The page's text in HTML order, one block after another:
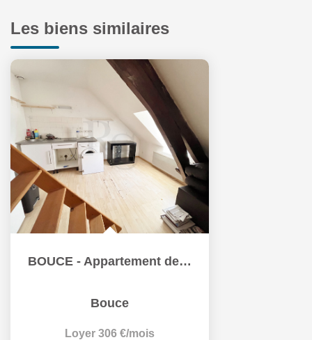
Les biens similaires
BOUCE - Appartement de 24.53 m²
Bouce
Loyer 306 €/mois